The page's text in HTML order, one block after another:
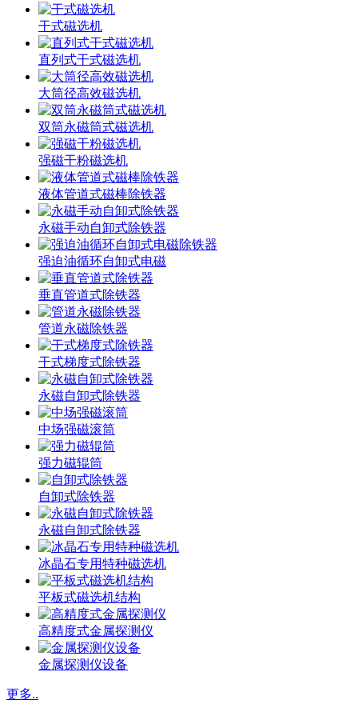
干式磁选机
直列式干式磁选机
大筒径高效磁选机
双筒永磁筒式磁选机
强磁干粉磁选机
液体管道式磁棒除铁器
永磁手动自卸式除铁器
强迫油循环自卸式电磁
垂直管道式除铁器
管道永磁除铁器
干式梯度式除铁器
永磁自卸式除铁器
中场强磁滚筒
强力磁辊筒
自卸式除铁器
永磁自卸式除铁器
冰晶石专用特种磁选机
平板式磁选机结构
高精度式金属探测仪
金属探测仪设备
更多..